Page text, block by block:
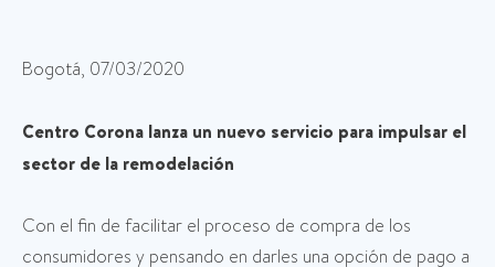
Bogotá, 07/03/2020
Centro Corona lanza un nuevo servicio para impulsar el
sector de la remodelación
Con el fin de facilitar el proceso de compra de los
consumidores y pensando en darles una opción de pago a